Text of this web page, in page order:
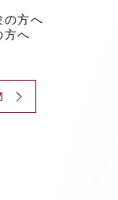
の方へ
方へ